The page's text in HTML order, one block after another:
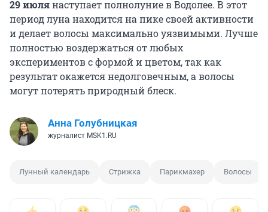
29 июлянаступает полнолуние в Водолее. В этот
период луна находится на пике своей активности
и делает волосы максимально уязвимыми. Лучше
полностью воздержаться от любых
экспериментов с формой и цветом, так как
результат окажется недолговечным, а волосы
могут потерять природный блеск.
Анна Голубницкая
журналист MSK1.RU
Лунный календарь Стрижка Парикмахер Волосы